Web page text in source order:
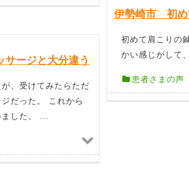
伊勢崎市 初め
初めて肩こりの
かい感じがして
患者さまの声
ージと大分違う
、受けてみたらただ
だった。 これから
した。 ...